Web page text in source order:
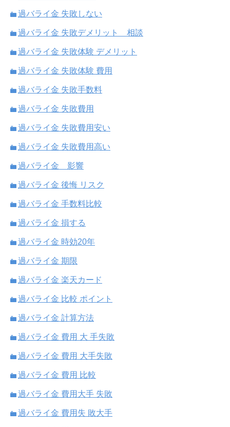
過バライ金 失敗しない
過バライ金 失敗デメリット 相談
過バライ金 失敗体験 デメリット
過バライ金 失敗体験 費用
過バライ金 失敗手数料
過バライ金 失敗費用
過バライ金 失敗費用安い
過バライ金 失敗費用高い
過バライ金 影響
過バライ金 後悔 リスク
過バライ金 手数料比較
過バライ金 損する
過バライ金 時効20年
過バライ金 期限
過バライ金 楽天カード
過バライ金 比較 ポイント
過バライ金 計算方法
過バライ金 費用 大 手失敗
過バライ金 費用 大手失敗
過バライ金 費用 比較
過バライ金 費用大手 失敗
過バライ金 費用失 敗大手